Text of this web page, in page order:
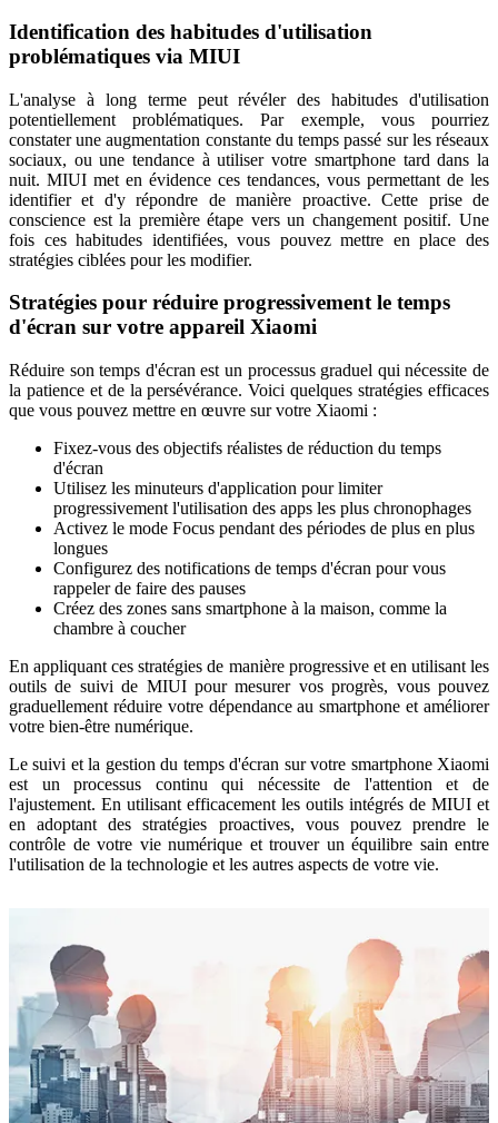
Identification des habitudes d'utilisation
problématiques via MIUI
L'analyse à long terme peut révéler des habitudes d'utilisation
potentiellement problématiques. Par exemple, vous pourriez
constater une augmentation constante du temps passé sur les réseaux
sociaux, ou une tendance à utiliser votre smartphone tard dans la
nuit. MIUI met en évidence ces tendances, vous permettant de les
identifier et d'y répondre de manière proactive. Cette prise de
conscience est la première étape vers un changement positif. Une
fois ces habitudes identifiées, vous pouvez mettre en place des
stratégies ciblées pour les modifier.
Stratégies pour réduire progressivement le temps
d'écran sur votre appareil Xiaomi
Réduire son temps d'écran est un processus graduel qui nécessite de
la patience et de la persévérance. Voici quelques stratégies efficaces
que vous pouvez mettre en œuvre sur votre Xiaomi :
Fixez-vous des objectifs réalistes de réduction du temps
d'écran
Utilisez les minuteurs d'application pour limiter
progressivement l'utilisation des apps les plus chronophages
Activez le mode Focus pendant des périodes de plus en plus
longues
Configurez des notifications de temps d'écran pour vous
rappeler de faire des pauses
Créez des zones sans smartphone à la maison, comme la
chambre à coucher
En appliquant ces stratégies de manière progressive et en utilisant les
outils de suivi de MIUI pour mesurer vos progrès, vous pouvez
graduellement réduire votre dépendance au smartphone et améliorer
votre bien-être numérique.
Le suivi et la gestion du temps d'écran sur votre smartphone Xiaomi
est un processus continu qui nécessite de l'attention et de
l'ajustement. En utilisant efficacement les outils intégrés de MIUI et
en adoptant des stratégies proactives, vous pouvez prendre le
contrôle de votre vie numérique et trouver un équilibre sain entre
l'utilisation de la technologie et les autres aspects de votre vie.